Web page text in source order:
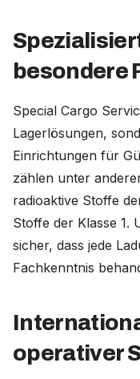
besondere
Special Cargo
Lagerlösungen,
Einrichtungen für
zählen unter
radioaktive Stoffe
Stoffe der Klasse 1.
sicher, dass jede
Fachkenntnis
operativer